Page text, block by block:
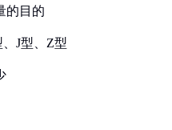
的目的
J型、Z型